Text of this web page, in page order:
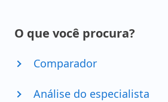
O que você procura?
Comparador
Análise do especialista